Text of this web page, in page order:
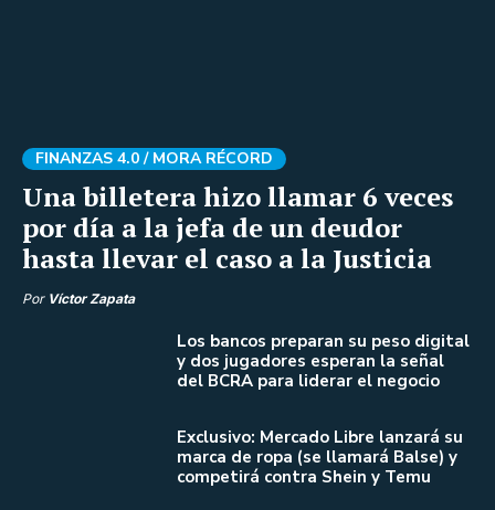
Una billetera hizo llamar 6 veces
por día a la jefa de un deudor
hasta llevar el caso a la Justicia
FINANZAS 4.0 / MORA RÉCORD
Por Víctor Zapata
Los bancos preparan su peso digital
y dos jugadores esperan la señal
del BCRA para liderar el negocio
Exclusivo: Mercado Libre lanzará su
marca de ropa (se llamará Balse) y
competirá contra Shein y Temu